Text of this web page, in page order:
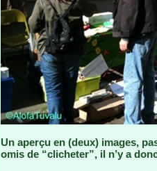
Un aperçu en (deux) images,
omis de “clicheter”, il n’y a